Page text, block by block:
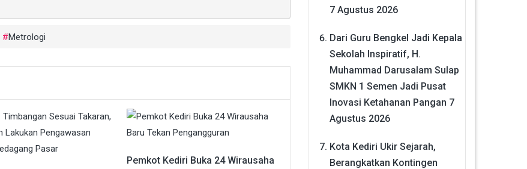
Metrologi
Pemkot Kediri Buka 24 Wirausaha
7 Agustus 2026
Dari Guru Bengkel Jadi Kepala
Sekolah Inspiratif, H.
Muhammad Darusalam Sulap
SMKN 1 Semen Jadi Pusat
Inovasi Ketahanan Pangan 7
Agustus 2026
Kota Kediri Ukir Sejarah,
Berangkatkan Kontingen